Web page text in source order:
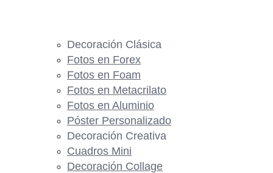
Decoración Clásica
Fotos en Forex
Fotos en Foam
Fotos en Metacrilato
Fotos en Aluminio
Póster Personalizado
Decoración Creativa
Cuadros Mini
Decoración Collage